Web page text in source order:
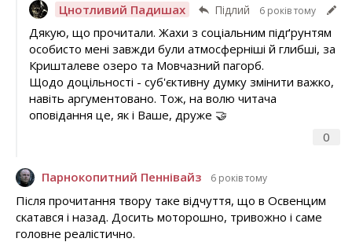
Цнотливий Падишах Підлий 6 років тому
0
Дякую, що прочитали. Жахи з соціальним підґрунтям
особисто мені завжди були атмосферніші й глибші, за
Кришталеве озеро та Мовчазний пагорб.
Щодо доцільності - суб'єктивну думку змінити важко,
навіть аргументовано. Тож, на волю читача
оповідання це, як і Ваше, друже 🤝
Парнокопитний Пеннівайз 6 років тому
Після прочитання твору таке відчуття, що в Освенцим
скатався і назад. Досить моторошно, тривожно і саме
головне реалістично.